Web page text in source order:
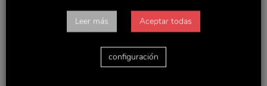
Espacio solo disponible para el personal de Delaviuda.
Accede con tu usuario y podrás consultar todas las
novedades de la empresa, actualizaciones de Recursos
Leer más Aceptar todas
configuración